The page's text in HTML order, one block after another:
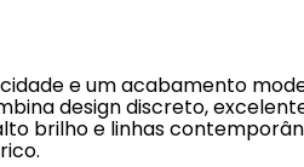
e um acabamento
design discreto,
brilho e linhas